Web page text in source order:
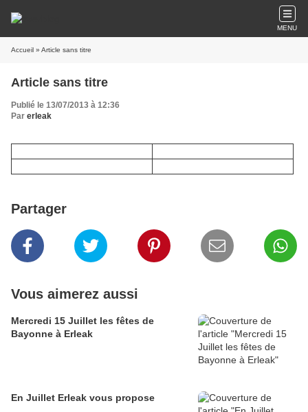
MENU
Accueil » Article sans titre
Article sans titre
Publié le 13/07/2013 à 12:36
Par erleak
Partager
Vous aimerez aussi
Mercredi 15 Juillet les fêtes de
Bayonne à Erleak
En Juillet Erleak vous propose